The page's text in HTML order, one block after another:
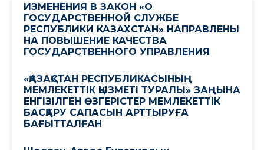
ИЗМЕНЕНИЯ В ЗАКОН «О
ГОСУДАРСТВЕННОЙ СЛУЖБЕ
РЕСПУБЛИКИ КАЗАХСТАН» НАПРАВЛЕНЫ
НА ПОВЫШЕНИЕ КАЧЕСТВА
ГОСУДАРСТВЕННОГО УПРАВЛЕНИЯ
«ҚАЗАҚСТАН РЕСПУБЛИКАСЫНЫҢ
МЕМЛЕКЕТТІК ҚЫЗМЕТІ ТУРАЛЫ» ЗАҢЫНА
ЕНГІЗІЛГЕН ӨЗГЕРІСТЕР МЕМЛЕКЕТТІК
БАСҚАРУ САПАСЫН АРТТЫРУҒА
БАҒЫТТАЛҒАН